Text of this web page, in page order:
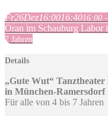
Fr26Dez16:0016:4016:00
Oran im Schauburg Labor
7 Jahren
Details
„Gute Wut“
in München-Ramersdorf
Für alle von 4 bis 7 Jahren